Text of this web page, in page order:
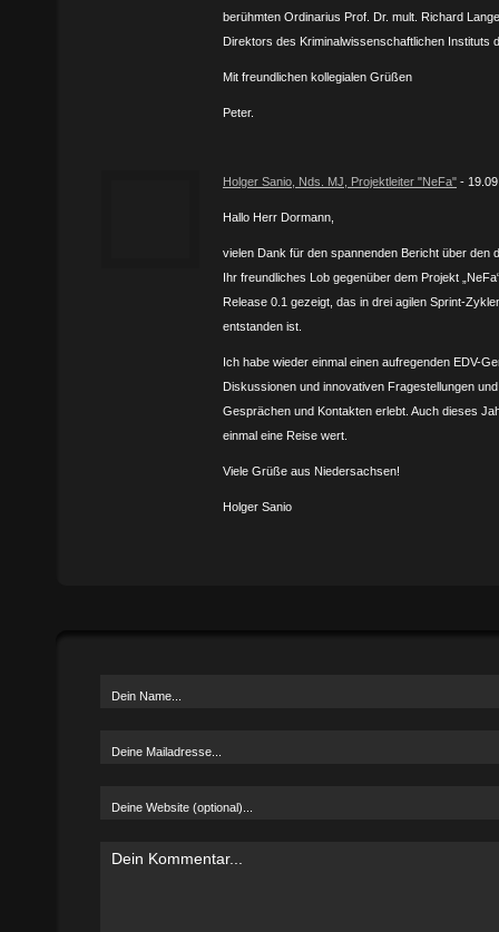
berühmten Ordinarius Prof. Dr. mult. Richard
Direktors des Kriminalwissenschaftlichen Instituts
Mit freundlichen kollegialen Grüßen
Peter.
Holger Sanio, Nds. MJ, Projektleiter "NeFa" -
Hallo Herr Dormann,
vielen Dank für den spannenden Bericht über den
Ihr freundliches Lob gegenüber dem Projekt
Release 0.1 gezeigt, das in drei agilen Sprint-
entstanden ist.
Ich habe wieder einmal einen aufregenden EDV-
Diskussionen und innovativen Fragestellungen
Gesprächen und Kontakten erlebt. Auch dieses
einmal eine Reise wert.
Viele Grüße aus Niedersachsen!
Holger Sanio